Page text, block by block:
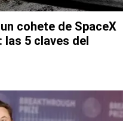
cohete de SpaceX
las 5 claves del